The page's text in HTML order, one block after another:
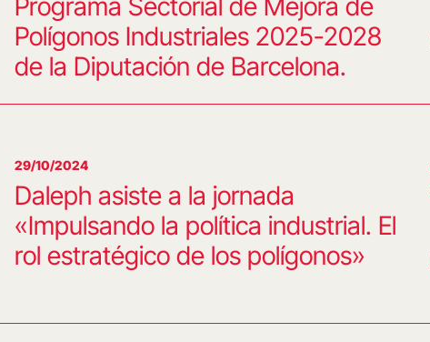
Polígonos Industriales 2025-2028
de la Diputación de Barcelona.
29/10/2024
Daleph asiste a la jornada
«Impulsando la política industrial. El
rol estratégico de los polígonos»